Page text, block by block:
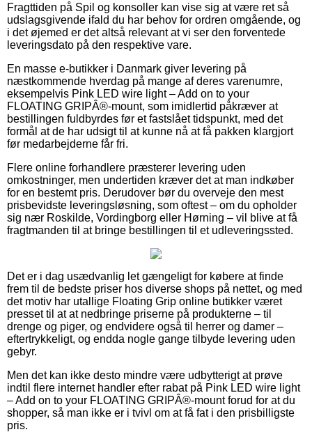
Fragttiden på Spil og konsoller kan vise sig at være ret så
udslagsgivende ifald du har behov for ordren omgående, og
i det øjemed er det altså relevant at vi ser den forventede
leveringsdato på den respektive vare.
En masse e-butikker i Danmark giver levering på
næstkommende hverdag på mange af deres varenumre,
eksempelvis Pink LED wire light – Add on to your
FLOATING GRIPÂ®-mount, som imidlertid påkræver at
bestillingen fuldbyrdes før et fastslået tidspunkt, med det
formål at de har udsigt til at kunne nå at få pakken klargjort
før medarbejderne får fri.
Flere online forhandlere præsterer levering uden
omkostninger, men undertiden kræver det at man indkøber
for en bestemt pris. Derudover bør du overveje den mest
prisbevidste leveringsløsning, som oftest – om du opholder
sig nær Roskilde, Vordingborg eller Hørning – vil blive at få
fragtmanden til at bringe bestillingen til et udleveringssted.
Det er i dag usædvanlig let gængeligt for købere at finde
frem til de bedste priser hos diverse shops på nettet, og med
det motiv har utallige Floating Grip online butikker været
presset til at at nedbringe priserne på produkterne – til
drenge og piger, og endvidere også til herrer og damer –
eftertrykkeligt, og endda nogle gange tilbyde levering uden
gebyr.
Men det kan ikke desto mindre være udbytterigt at prøve
indtil flere internet handler efter rabat på Pink LED wire light
– Add on to your FLOATING GRIPÂ®-mount forud for at du
shopper, så man ikke er i tvivl om at få fat i den prisbilligste
pris.